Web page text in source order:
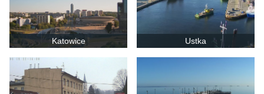
Katowice Ustka